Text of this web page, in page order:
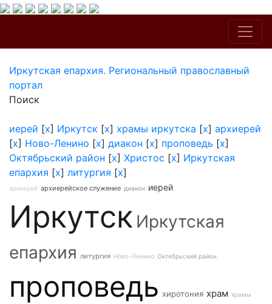
Иркутская епархия. Региональный православный
портал
Поиск
иерей [x] Иркутск [x] храмы иркутска [x] архиерей
[x] Ново-Ленино [x] диакон [x] проповедь [x]
Октябрьский район [x] Христос [x] Иркутская
епархия [x] литургия [x]
архиерей архиерейское служение диакон иерей
Иркутск Иркутская
епархия литургия Ново-Ленино Октябрьский район
проповедь хиротония храм храмы